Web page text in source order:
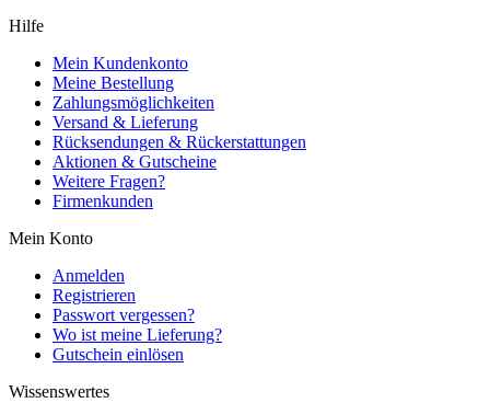
Hilfe
Mein Kundenkonto
Meine Bestellung
Zahlungsmöglichkeiten
Versand & Lieferung
Rücksendungen & Rückerstattungen
Aktionen & Gutscheine
Weitere Fragen?
Firmenkunden
Mein Konto
Anmelden
Registrieren
Passwort vergessen?
Wo ist meine Lieferung?
Gutschein einlösen
Wissenswertes